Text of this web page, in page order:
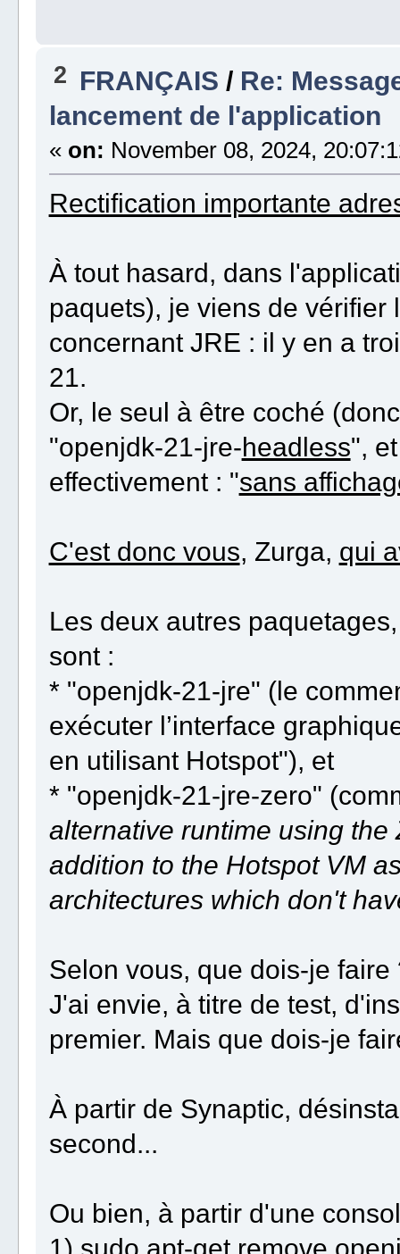
2 FRANÇAIS / Re:
lancement de l'application
« on: November 08, 2024,
Rectification importante
À tout hasard, dans
paquets), je viens de
concernant JRE : il y en a
21.
Or, le seul à être coché
"openjdk-21-jre-headless",
effectivement : "sans
C'est donc vous, Zurga, qui
Les deux autres
sont :
* "openjdk-21-jre" (le
exécuter l’interface
en utilisant Hotspot"), et
* "openjdk-21-jre-zero"
alternative runtime using
addition to the Hotspot VM
architectures which don't
Selon vous, que dois-je faire
J'ai envie, à titre de test,
premier. Mais que dois-je
À partir de Synaptic,
second...
Ou bien, à partir d'une
1) sudo apt-get remove